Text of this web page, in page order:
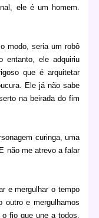
ele é um homem.
modo, seria um robô
entanto, ele adquiriu
que é arquitetar
Ele já não sabe
na beirada do fim
curinga, uma
não me atrevo a falar
e mergulhar o tempo
outro e mergulhamos
fio que une a todos.